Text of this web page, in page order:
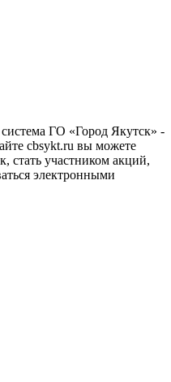
ГО «Город Якутск» -
cbsykt.ru вы можете
стать участником акций,
электронными